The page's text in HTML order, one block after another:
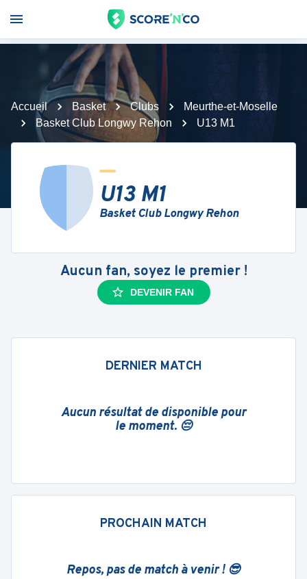
Accueil Basket Clubs
Meurthe-et-Moselle
Basket Club Longwy Rehon
U13 M1
U13 M1
Basket Club Longwy Rehon
Aucun fan, soyez le premier !
DEVENIR FAN
DERNIER MATCH
Aucun résultat de disponible pour
le moment. 😔
PROCHAIN MATCH
Repos, pas de match à venir ! 😎